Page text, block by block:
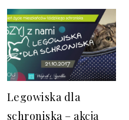
Legowiska dla
schroniska – akcja